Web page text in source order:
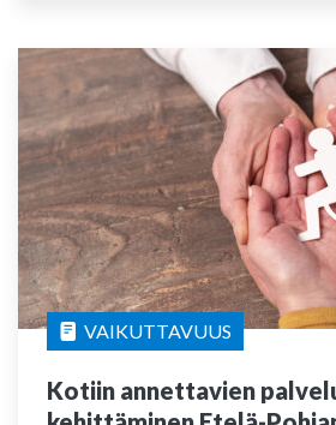
VAIKUTTAVUUS
Kotiin annettavien